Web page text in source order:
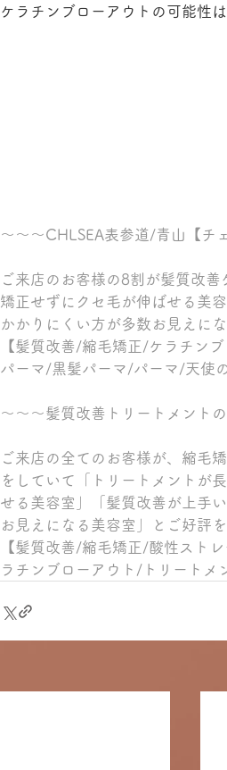
ケラチンブローアウトの可能性
～～～CHLSEA表参道/青山【チ
ご来店のお客様の8割が髪質改
矯正せずにクセ毛が伸ばせる美
かかりにくい方が多数お見えに
【髪質改善/縮毛矯正/ケラチン
パーマ/黒髪パーマ/パーマ/天使
～～～髪質改善トリートメント
ご来店の全てのお客様が、縮毛
をしていて「トリートメントが
せる美容室」「髪質改善が上手
お見えになる美容室」とご好評
【髪質改善/縮毛矯正/酸性スト
ラチンブローアウト/トリートメ